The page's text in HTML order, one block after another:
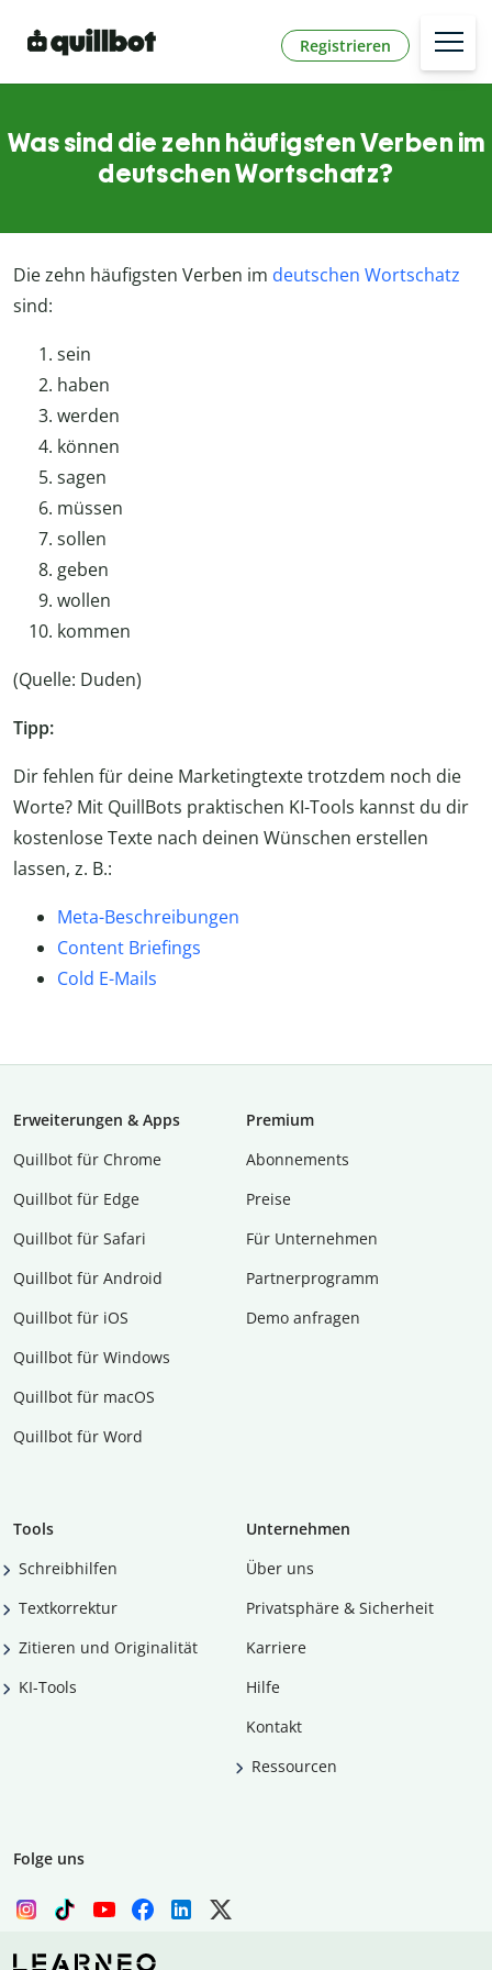
Registrieren
Was sind die zehn häufigsten Verben im
deutschen Wortschatz?
Die zehn häufigsten Verben im deutschen Wortschatz
sind:
sein
haben
werden
können
sagen
müssen
sollen
geben
wollen
kommen
(Quelle: Duden)
Tipp:
Dir fehlen für deine Marketingtexte trotzdem noch die
Worte? Mit QuillBots praktischen KI-Tools kannst du dir
kostenlose Texte nach deinen Wünschen erstellen
lassen, z. B.:
Meta-Beschreibungen
Content Briefings
Cold E-Mails
Erweiterungen & Apps
Quillbot für Chrome
Quillbot für Edge
Quillbot für Safari
Quillbot für Android
Quillbot für iOS
Quillbot für Windows
Quillbot für macOS
Quillbot für Word
Premium
Abon­ne­ments
Preise
Für Unternehmen
Partnerprogramm
Demo anfragen
Tools
Schreibhilfen
Textkorrektur
Zitieren und Originalität
KI-Tools
Unternehmen
Über uns
Privatsphäre & Sicherheit
Karriere
Hilfe
Kontakt
Ressourcen
Folge uns